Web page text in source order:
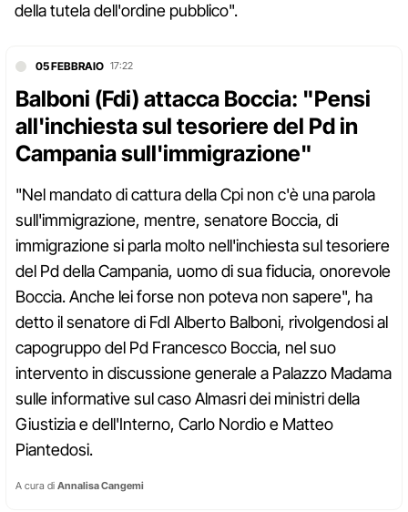
della tutela dell'ordine pubblico".
05 FEBBRAIO 17:22
Balboni (Fdi) attacca Boccia: "Pensi
all'inchiesta sul tesoriere del Pd in
Campania sull'immigrazione"
"Nel mandato di cattura della Cpi non c'è una parola
sull'immigrazione, mentre, senatore Boccia, di
immigrazione si parla molto nell'inchiesta sul tesoriere
del Pd della Campania, uomo di sua fiducia, onorevole
Boccia. Anche lei forse non poteva non sapere", ha
detto il senatore di FdI Alberto Balboni, rivolgendosi al
capogruppo del Pd Francesco Boccia, nel suo
intervento in discussione generale a Palazzo Madama
sulle informative sul caso Almasri dei ministri della
Giustizia e dell'Interno, Carlo Nordio e Matteo
Piantedosi.
A cura di Annalisa Cangemi